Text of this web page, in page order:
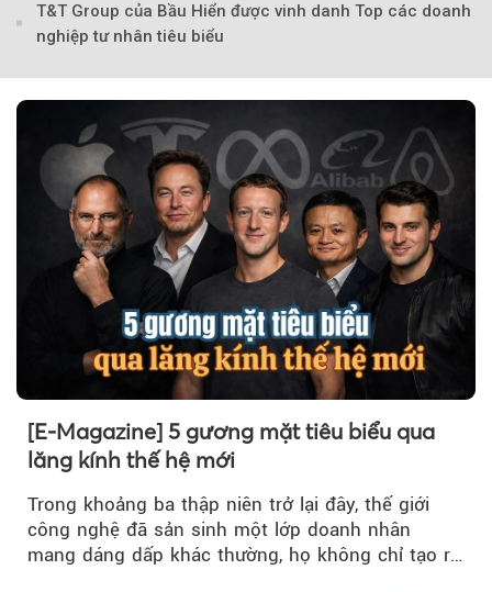
Theo Trẻ em Việt
T&T Group của Bầu Hiển được vinh danh Top các doanh
nghiệp tư nhân tiêu biểu
[E-Magazine] 5 gương mặt tiêu biểu qua
lăng kính thế hệ mới
Trong khoảng ba thập niên trở lại đây, thế giới
công nghệ đã sản sinh một lớp doanh nhân
mang dáng dấp khác thường, họ không chỉ tạo ra